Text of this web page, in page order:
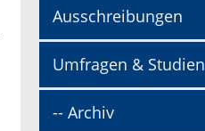
Ausschreibungen
Umfragen & Studien
-- Archiv